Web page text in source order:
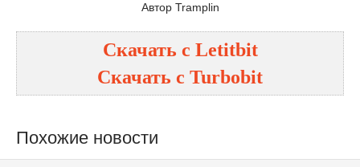
Автор Tramplin
Скачать с Letitbit
Скачать с Turbobit
Похожие новости